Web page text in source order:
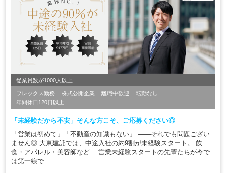
従業員数が1000人以上
フレックス勤務 株式公開企業 離職中歓迎
転勤なし
年間休日120日以上
「未経験だから不安」そんな方こそ、ご応募ください◎
「営業は初めて」「不動産の知識もない」 ——それでも問題ござい
ません◎ 大東建託では、中途入社の約9割が未経験スタート。 飲
食・アパレル・美容師など… 営業未経験スタートの先輩たちが今で
は第一線で...